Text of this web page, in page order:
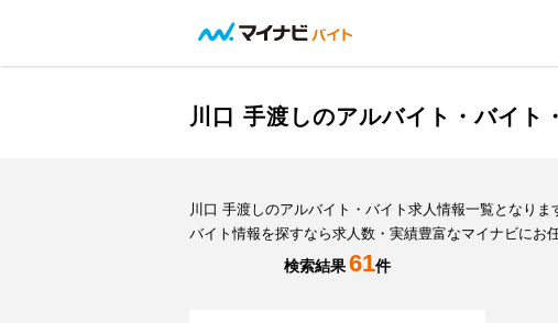
川口 手渡しのアルバイト・バイト
川口 手渡しのアルバイト・バイト求人情報一覧となり
バイト情報を探すなら求人数・実績豊富なマイナビにお
検索結果61件